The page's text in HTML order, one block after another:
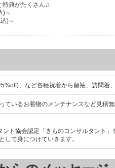
特典がたくさん♫
)～
)～
、など各種祝着から留袖、訪問着
ているお着物のメンテナンスなど見積
ト協会認定「きものコンサルタント
して身につけていきます。